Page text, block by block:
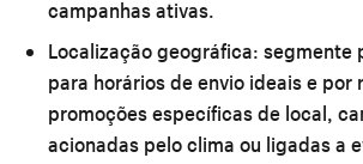
campanhas ativas.
Localização geográfica: segmente
para horários de envio ideais e por
promoções específicas de local,
acionadas pelo clima ou ligadas a